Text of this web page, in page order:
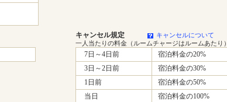
キャンセル規定
キャンセルについて
一人当たりの料金（ルームチャージはルームあたり）
7日～4日前
宿泊料金の20%
3日～2日前
宿泊料金の30%
1日前
宿泊料金の50%
当日
宿泊料金の100%